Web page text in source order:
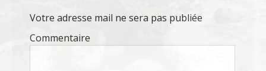
Votre adresse mail ne sera pas publiée
Commentaire